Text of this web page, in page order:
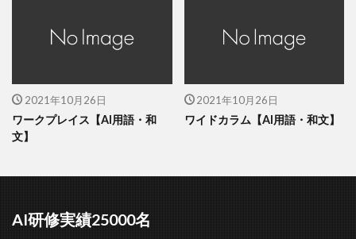
2021年10月26日
ワークプレイス【AI用語・和
文】
2021年10月26日
ワイドカラム【AI用語・和文】
AI研修実績25000名